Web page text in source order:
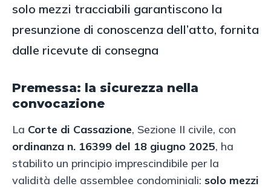
solo mezzi tracciabili garantiscono la
presunzione di conoscenza dell’atto, fornita
dalle ricevute di consegna
Premessa: la sicurezza nella
convocazione
La Corte di Cassazione, Sezione II civile, con
ordinanza n. 16399 del 18 giugno 2025, ha
stabilito un principio imprescindibile per la
validità delle assemblee condominiali: solo mezzi